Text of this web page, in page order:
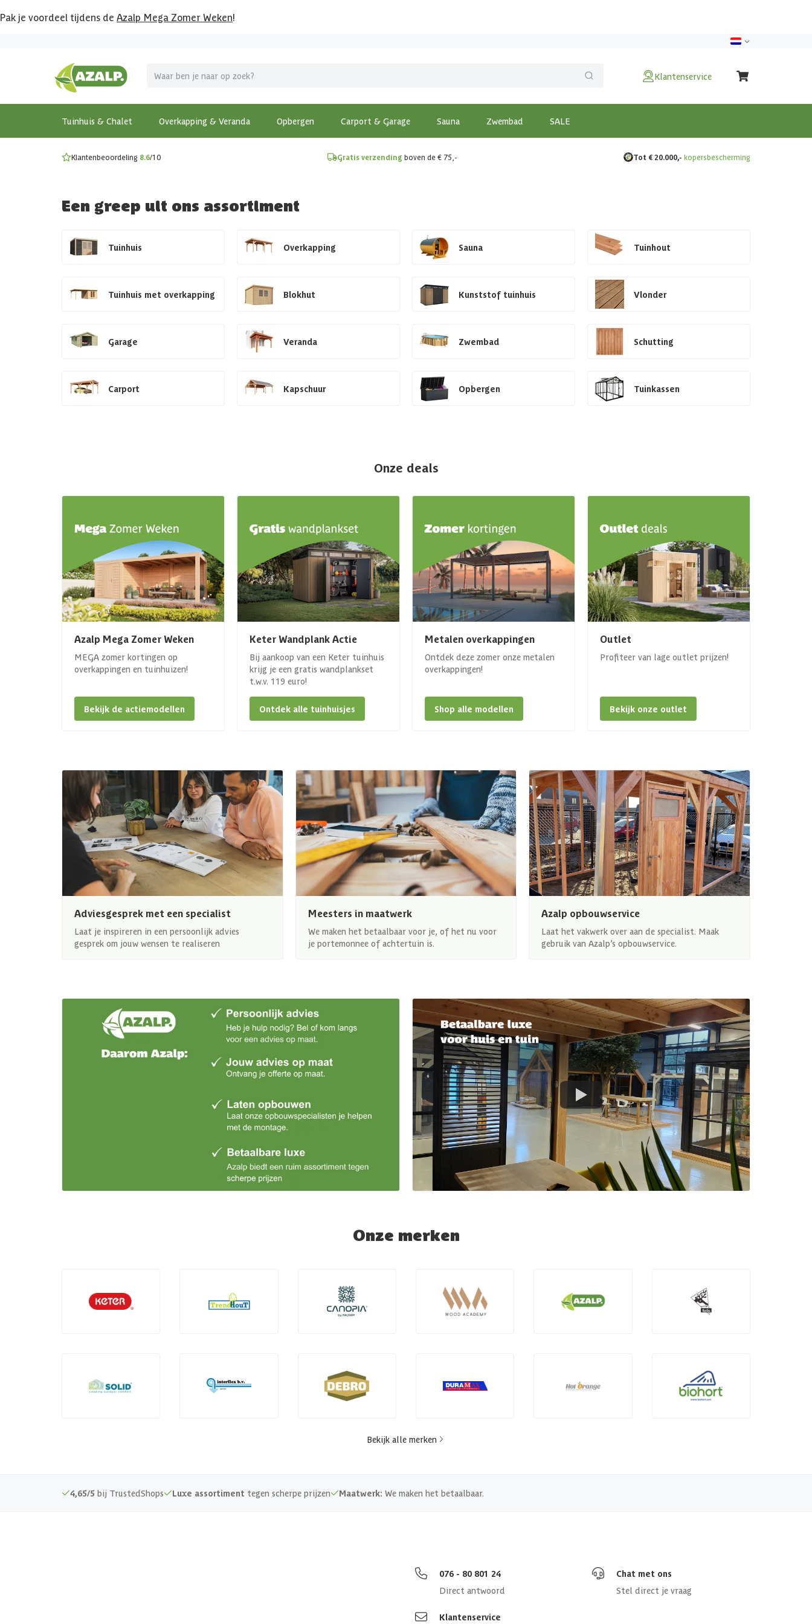
Pak je voordeel tijdens de Azalp Mega Zomer Weken!
Klantenservice
Tuinhuis & Chalet Overkapping & Veranda Opbergen Carport & Garage Sauna Zwembad SALE
MEGA zomer kortingen op overkappingen en tuinhuizen!
Bekijk de actiemodellen
Gratis wandplankset
Ontdek onze metalen overkappingen
Klantenbeoordeling 8.6/10 Gratis verzending boven de € 75,- Tot € 20.000,- kopersbescherming
Een greep uit ons assortiment
Tuinhuis Overkapping Sauna Tuinhout
Tuinhuis met overkapping Blokhut Kunststof tuinhuis Vlonder
Garage Veranda Zwembad Schutting
Carport Kapschuur Opbergen Tuinkassen
Onze deals
Azalp Mega Zomer Weken
MEGA zomer kortingen op
overkappingen en tuinhuizen!
Bekijk de actiemodellen
Keter Wandplank Actie
Bij aankoop van een Keter tuinhuis
krijg je een gratis wandplankset
t.w.v. 119 euro!
Ontdek alle tuinhuisjes
Metalen overkappingen
Ontdek deze zomer onze metalen
overkappingen!
Shop alle modellen
Outlet
Profiteer van lage outlet prijzen!
Bekijk onze outlet
Adviesgesprek met een specialist
Laat je inspireren in een persoonlijk advies
gesprek om jouw wensen te realiseren
Meesters in maatwerk
We maken het betaalbaar voor je, of het nu voor
je portemonnee of achtertuin is.
Azalp opbouwservice
Laat het vakwerk over aan de specialist. Maak
gebruik van Azalp’s opbouwservice.
Onze merken
Bekijk alle merken
4,65/5 bij TrustedShops Luxe assortiment tegen scherpe prijzen Maatwerk: We maken het betaalbaar.
076 - 80 801 24
Direct antwoord
Chat met ons
Stel direct je vraag
Klantenservice